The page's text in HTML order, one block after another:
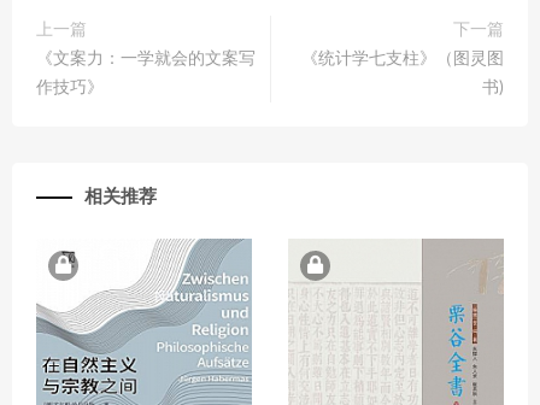
上一篇
《文案力：一学就会的文案写
作技巧》
下一篇
《统计学七支柱》（图灵图
书)
相关推荐